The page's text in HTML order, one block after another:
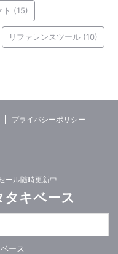
(15)
リファレンスツール (10)
プライバシーポリシー
ール随時更新中
キベース
ース